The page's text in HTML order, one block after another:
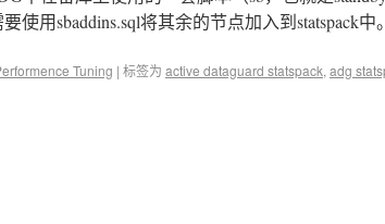
使用sbaddins.sql将其余的节点加入到statspack中。
Tuning | 标签为 active dataguard statspack, adg